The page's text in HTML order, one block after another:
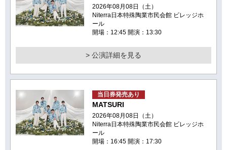
2026年08月08日（土）
Niterra日本特殊陶業市民会館 ビレッジホ
ール
開場：12:45 開演：13:30
> 公演詳細を見る
当日券発売あり
MATSURI
2026年08月08日（土）
Niterra日本特殊陶業市民会館 ビレッジホ
ール
開場：16:45 開演：17:30